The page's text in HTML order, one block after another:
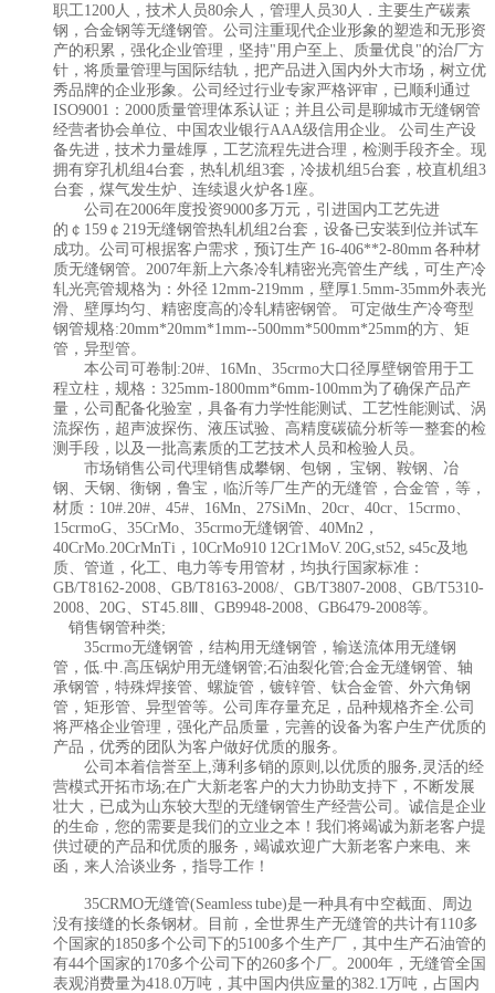
职工1200人，技术人员80余人，管理人员30人．主要生产碳素
钢，合金钢等无缝钢管。公司注重现代企业形象的塑造和无形资
产的积累，强化企业管理，坚持"用户至上、质量优良"的治厂方
针，将质量管理与国际结轨，把产品进入国内外大市场，树立优
秀品牌的企业形象。公司经过行业专家严格评审，已顺利通过
ISO9001：2000质量管理体系认证；并且公司是聊城市无缝钢管
经营者协会单位、中国农业银行AAA级信用企业。 公司生产设
备先进，技术力量雄厚，工艺流程先进合理，检测手段齐全。现
拥有穿孔机组4台套，热轧机组3套，冷拔机组5台套，校直机组3
台套，煤气发生炉、连续退火炉各1座。
公司在2006年度投资9000多万元，引进国内工艺先进
的￠159￠219无缝钢管热轧机组2台套，设备已安装到位并试车
成功。公司可根据客户需求，预订生产 16-406**2-80mm 各种材
质无缝钢管。2007年新上六条冷轧精密光亮管生产线，可生产冷
轧光亮管规格为：外径 12mm-219mm，壁厚1.5mm-35mm外表光
滑、壁厚均匀、精密度高的冷轧精密钢管。 可定做生产冷弯型
钢管规格:20mm*20mm*1mm--500mm*500mm*25mm的方、矩
管，异型管。
本公司可卷制:20#、16Mn、35crmo大口径厚壁钢管用于工
程立柱，规格：325mm-1800mm*6mm-100mm为了确保产品产
量，公司配备化验室，具备有力学性能测试、工艺性能测试、涡
流探伤，超声波探伤、液压试验、高精度碳硫分析等一整套的检
测手段，以及一批高素质的工艺技术人员和检验人员。
市场销售公司代理销售成攀钢、包钢， 宝钢、鞍钢、冶
钢、天钢、衡钢，鲁宝，临沂等厂生产的无缝管，合金管，等，
材质：10#.20#、45#、16Mn、27SiMn、20cr、40cr、15crmo、
15crmoG、35CrMo、35crmo无缝钢管、40Mn2，
40CrMo.20CrMnTi，10CrMo910 12Cr1MoV. 20G,st52, s45c及地
质、管道，化工、电力等专用管材，均执行国家标准：
GB/T8162-2008、GB/T8163-2008/、GB/T3807-2008、GB/T5310-
2008、20G、ST45.8Ⅲ、GB9948-2008、GB6479-2008等。
销售钢管种类;
35crmo无缝钢管，结构用无缝钢管，输送流体用无缝钢
管，低.中.高压锅炉用无缝钢管;石油裂化管;合金无缝钢管、轴
承钢管，特殊焊接管、螺旋管，镀锌管、钛合金管、外六角钢
管，矩形管、异型管等。公司库存量充足，品种规格齐全.公司
将严格企业管理，强化产品质量，完善的设备为客户生产优质的
产品，优秀的团队为客户做好优质的服务。
公司本着信誉至上,薄利多销的原则,以优质的服务,灵活的经
营模式开拓市场;在广大新老客户的大力协助支持下，不断发展
壮大，已成为山东较大型的无缝钢管生产经营公司。诚信是企业
的生命，您的需要是我们的立业之本！我们将竭诚为新老客户提
供过硬的产品和优质的服务，竭诚欢迎广大新老客户来电、来
函，来人洽谈业务，指导工作！
35CRMO无缝管(Seamless tube)是一种具有中空截面、周边
没有接缝的长条钢材。目前，全世界生产无缝管的共计有110多
个国家的1850多个公司下的5100多个生产厂，其中生产石油管的
有44个国家的170多个公司下的260多个厂。2000年，无缝管全国
表观消费量为418.0万吨，其中国内供应量的382.1万吨，占国内